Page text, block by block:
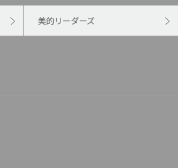
美的リーダーズ